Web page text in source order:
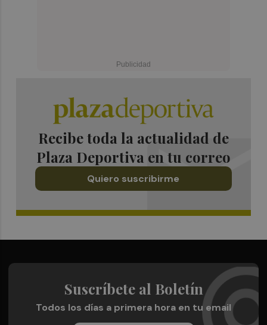
Recibe toda la actualidad de
Plaza Deportiva en tu correo
Quiero suscribirme
Suscríbete al Boletín
Todos los días a primera hora en tu email